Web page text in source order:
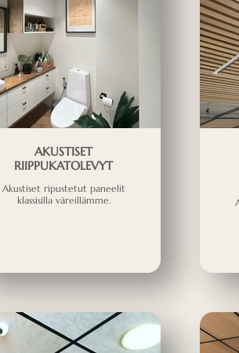
AKUSTISET
RIIPPUKATOLEVYT
Akustiset ripustetut paneelit
klassisilla väreillämme.